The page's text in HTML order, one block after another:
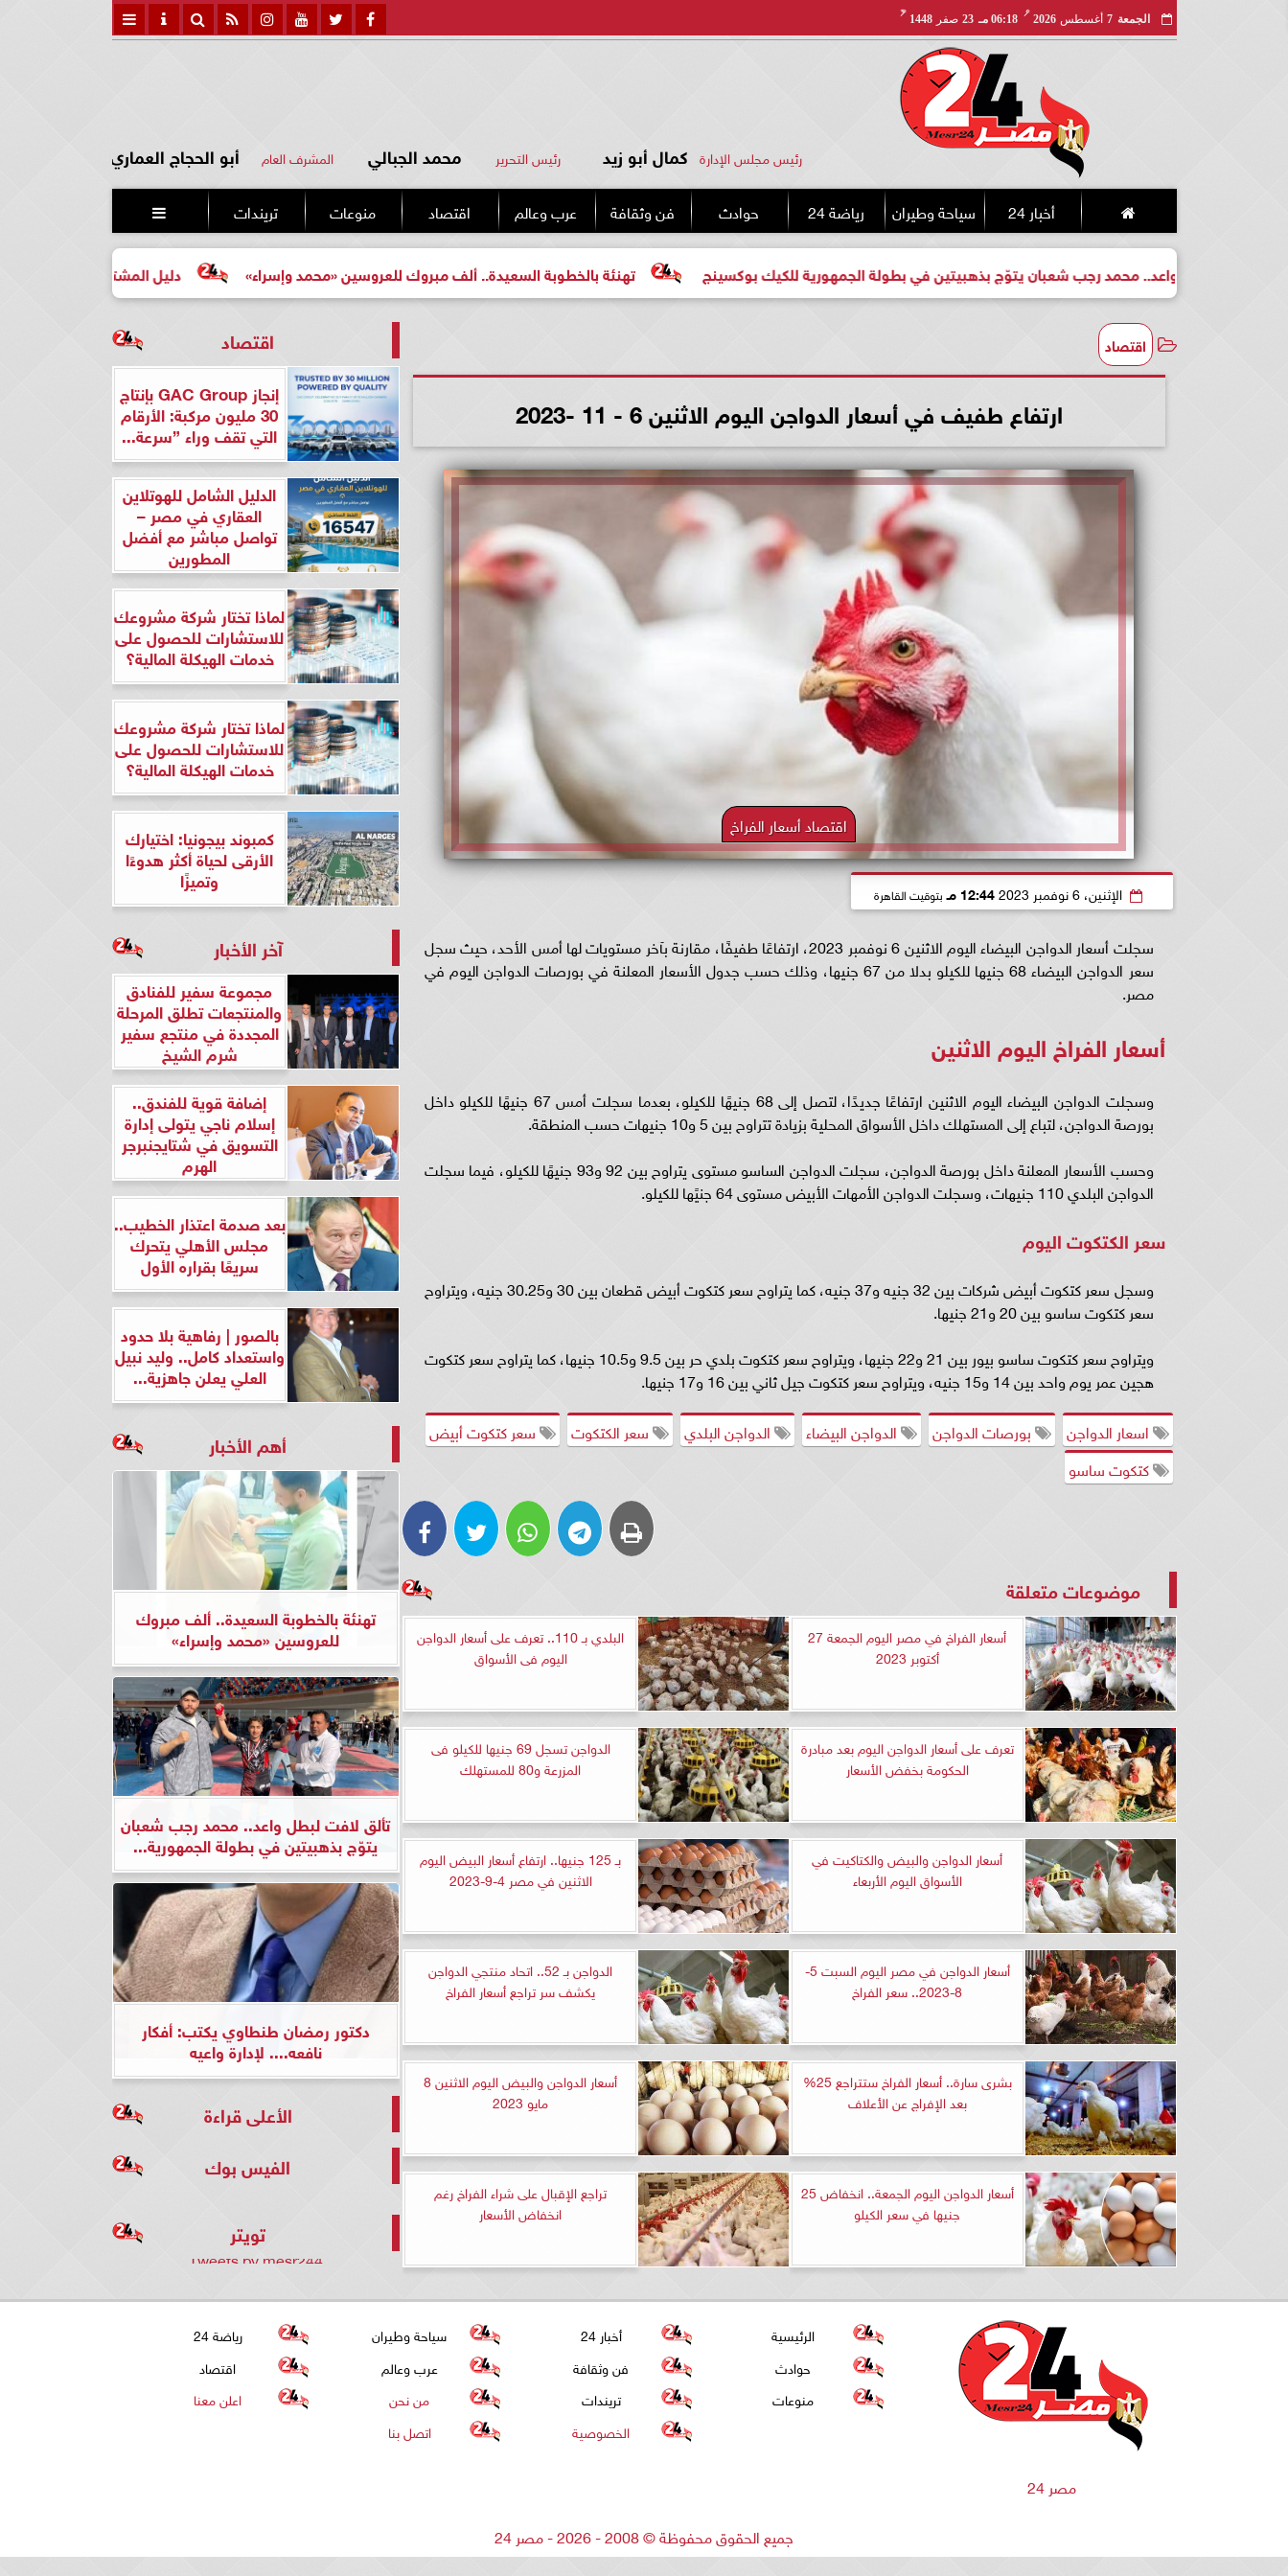
الجمعة 7 أغسطس 2026
مـ
06:18 مـ 23 صفر 1448
هـ
رئيس مجلس الإدارة كمال أبو زيد رئيس التحرير محمد الجبالي المشرف العام أبو الحجاج العماري
أخبار 24 سياحة وطيران رياضة 24 حوادث فن وثقافة عرب وعالم اقتصاد منوعات تريندات 
دليل المشتري لأول مرة لاختيار تهنئة بالخطوبة السعيدة.. ألف مبروك للعروسين «محمد وإسراء» لبطل واعد.. محمد رجب شعبان يتوّج بذهبيتين في بطولة الجمهورية للكيك بوكسينج
اقتصاد
ارتفاع طفيف في أسعار الدواجن اليوم الاثنين 6 - 11 -2023
اقتصاد أسعار الفراخ
الإثنين، 6 نوفمبر 2023 12:44 مـ بتوقيت القاهرة
سجلت أسعار الدواجن البيضاء اليوم الاثنين 6 نوفمبر 2023، ارتفاعًا طفيفًا، مقارنة بآخر مستويات لها أمس الأحد، حيث سجل
سعر الدواجن البيضاء 68 جنيها للكيلو بدلا من 67 جنيها، وذلك حسب جدول الأسعار المعلنة في بورصات الدواجن اليوم في
مصر.
أسعار الفراخ اليوم الاثنين
وسجلت الدواجن البيضاء اليوم الاثنين ارتفاعًا جديدًا، لتصل إلى 68 جنيهًا للكيلو، بعدما سجلت أمس 67 جنيهًا للكيلو داخل
بورصة الدواجن، لتباع إلى المستهلك داخل الأسواق المحلية بزيادة تتراوح بين 5 و10 جنيهات حسب المنطقة.
وحسب الأسعار المعلنة داخل بورصة الدواجن، سجلت الدواجن الساسو مستوى يتراوح بين 92 و93 جنيهًا للكيلو، فيما سجلت
الدواجن البلدي 110 جنيهات، وسجلت الدواجن الأمهات الأبيض مستوى 64 جنيًها للكيلو.
سعر الكتكوت اليوم
وسجل سعر كتكوت أبيض شركات بين 32 جنيه و37 جنيه، كما يتراوح سعر كتكوت أبيض قطعان بين 30 و30.25 جنيه، ويتراوح
سعر كتكوت ساسو بين 20 و21 جنيها.
ويتراوح سعر كتكوت ساسو بيور بين 21 و22 جنيها، ويتراوح سعر كتكوت بلدي حر بين 9.5 و10.5 جنيها، كما يتراوح سعر كتكوت
هجين عمر يوم واحد بين 14 و15 جنيه، ويتراوح سعر كتكوت جيل ثاني بين 16 و17 جنيها.
اسعار الدواجن
بورصات الدواجن الدواجن البيضاء الدواجن البلدي سعر الكتكوت
سعر كتكوت أبيض
كتكوت ساسو
موضوعات متعلقة
أسعار الفراخ في مصر اليوم الجمعة 27
أكتوبر 2023
البلدي بـ 110.. تعرف على أسعار الدواجن
اليوم فى الأسواق
تعرف على أسعار‫ الدواجن اليوم بعد مبادرة
الحكومة بخفض الأسعار
الدواجن تسجل 69 جنيها للكيلو فى
المزرعة و80 للمستهلك
أسعار الدواجن والبيض والكتاكيت في
الأسواق اليوم الأربعاء
بـ 125 جنيها.. ارتفاع أسعار البيض اليوم
الاثنين في مصر 4-9-2023
أسعار الدواجن في مصر اليوم السبت 5-
8-2023.. سعر الفراخ
الدواجن بـ 52.. اتحاد منتجي الدواجن
يكشف سر تراجع أسعار الفراخ
بشرى سارة.. أسعار الفراخ ستتراجع 25%
بعد الإفراج عن الأعلاف
أسعار الدواجن والبيض اليوم الاثنين 8
مايو 2023
أسعار الدواجن اليوم الجمعة.. انخفاض 25
جنيها في سعر الكيلو
تراجع الإقبال على شراء الفراخ رغم
انخفاض الأسعار
اقتصاد
إنجاز GAC Group بإنتاج
30 مليون مركبة: الأرقام
التي تقف وراء ”سرعة...
الدليل الشامل للهوتلاين
العقاري في مصر –
تواصل مباشر مع أفضل
المطورين
لماذا تختار شركة مشروعك
للاستشارات للحصول على
خدمات الهيكلة المالية؟
لماذا تختار شركة مشروعك
للاستشارات للحصول على
خدمات الهيكلة المالية؟
كمبوند بيجونيا: اختيارك
الأرقى لحياة أكثر هدوءًا
وتميزًا
آخر الأخبار
مجموعة سفير للفنادق
والمنتجعات تطلق المرحلة
المجددة في منتجع سفير
شرم الشيخ
إضافة قوية للفندق..
إسلام ناجي يتولى إدارة
التسويق في شتايجنبرجر
الهرم
بعد صدمة اعتذار الخطيب..
مجلس الأهلي يتحرك
سريعًا بقراره الأول
بالصور | رفاهية بلا حدود
واستعداد كامل.. وليد نبيل
العلي يعلن جاهزية...
أهم الأخبار
تهنئة بالخطوبة السعيدة.. ألف مبروك
للعروسين «محمد وإسراء»
تألق لافت لبطل واعد.. محمد رجب شعبان
يتوّج بذهبيتين في بطولة الجمهورية...
دكتور رمضان طنطاوي يكتب: أفكار
نافعه.... لإدارة واعيه
الأعلى قراءة
الفيس بوك
تويتر
Tweets by mesr244
مصر 24
الرئيسية أخبار 24 سياحة وطيران
رياضة 24
حوادث
فن وثقافة عرب وعالم
اقتصاد
منوعات
تريندات من نحن
اعلن معنا
الخصوصية
اتصل بنا
جميع الحقوق محفوظة©